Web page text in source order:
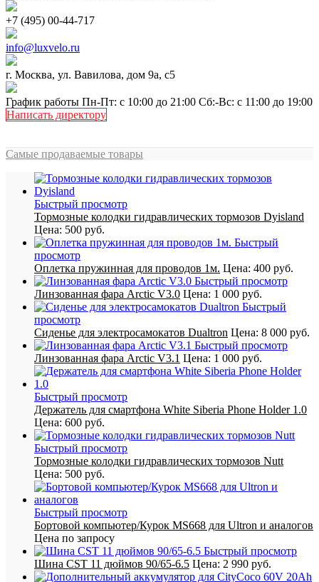
+7 (495) 00-44-717
info@luxvelo.ru
г. Москва, ул. Вавилова, дом 9а, с5
График работы Пн-Пт: с 10:00 до 21:00 Сб:-Вс: с 11:00 до 19:00
Написать директору
Самые продаваемые товары
Быстрый просмотр
Тормозные колодки гидравлических тормозов Dyisland
Цена: 500 руб.
Быстрый
просмотр
Оплетка пружинная для проводов 1м. Цена: 400 руб.
Быстрый просмотр
Линзованная фара Arctic V3.0 Цена: 1 000 руб.
Быстрый
просмотр
Сиденье для электросамокатов Dualtron Цена: 8 000 руб.
Быстрый просмотр
Линзованная фара Arctic V3.1 Цена: 1 000 руб.
Быстрый просмотр
Держатель для смартфона White Siberia Phone Holder 1.0
Цена: 600 руб.
Быстрый просмотр
Тормозные колодки гидравлических тормозов Nutt
Цена: 500 руб.
Быстрый просмотр
Бортовой компьютер/Курок MS668 для Ultron и аналогов
Цена по запросу
Быстрый просмотр
Шина CST 11 дюймов 90/65-6.5 Цена: 2 990 руб.